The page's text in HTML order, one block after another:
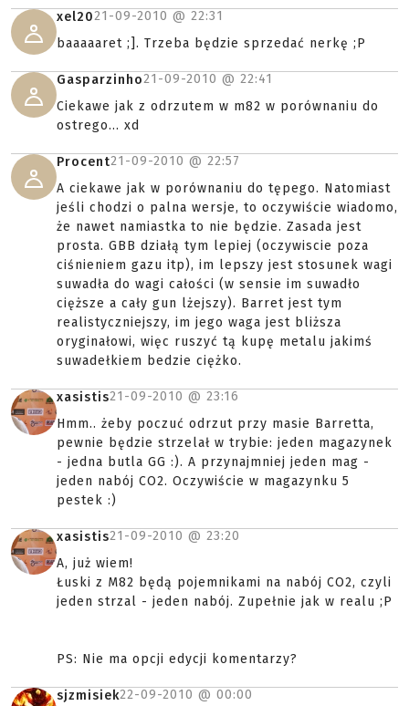
xel2021-09-2010 @ 22:31
baaaaaret ;]. Trzeba będzie sprzedać nerkę ;P
Gasparzinho21-09-2010 @ 22:41
Ciekawe jak z odrzutem w m82 w porównaniu do
ostrego... xd
Procent21-09-2010 @ 22:57
A ciekawe jak w porównaniu do tępego. Natomiast
jeśli chodzi o palna wersje, to oczywiście wiadomo,
że nawet namiastka to nie będzie. Zasada jest
prosta. GBB działą tym lepiej (oczywiscie poza
ciśnieniem gazu itp), im lepszy jest stosunek wagi
suwadła do wagi całości (w sensie im suwadło
cięższe a cały gun lżejszy). Barret jest tym
realistyczniejszy, im jego waga jest bliższa
oryginałowi, więc ruszyć tą kupę metalu jakimś
suwadełkiem bedzie ciężko.
xasistis21-09-2010 @ 23:16
Hmm.. żeby poczuć odrzut przy masie Barretta,
pewnie będzie strzelał w trybie: jeden magazynek
- jedna butla GG :). A przynajmniej jeden mag -
jeden nabój CO2. Oczywiście w magazynku 5
pestek :)
xasistis21-09-2010 @ 23:20
A, już wiem!
Łuski z M82 będą pojemnikami na nabój CO2, czyli
jeden strzal - jeden nabój. Zupełnie jak w realu ;P
PS: Nie ma opcji edycji komentarzy?
sjzmisiek22-09-2010 @ 00:00